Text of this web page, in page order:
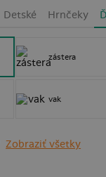
Detské Hrnčeky
zástera
vak
Zobraziť všetky